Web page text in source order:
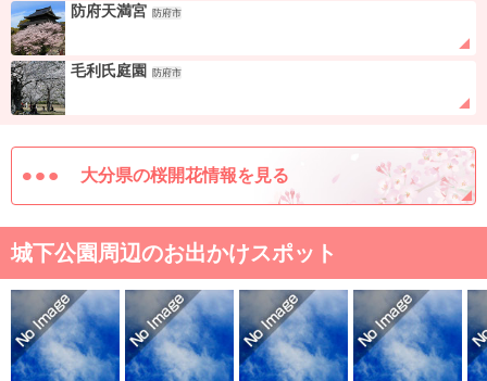
防府天満宮 防府市
毛利氏庭園 防府市
大分県の桜開花情報を見る
城下公園周辺のお出かけスポット